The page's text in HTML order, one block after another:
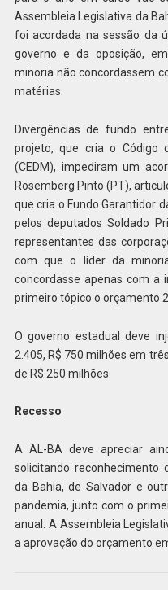
Assembleia Legislativa da
foi acordada na sessão da
governo e da oposição,
minoria não concordassem
matérias.
Divergências de fundo
projeto, que cria o Código
(CEDM), impediram um
Rosemberg Pinto (PT),
que cria o Fundo Garantidor
pelos deputados Soldado
representantes das
com que o líder da
concordasse apenas com a
primeiro tópico o orçamento
O governo estadual deve
2.405, R$ 750 milhões em
de R$ 250 milhões.
Recesso
A AL-BA deve apreciar
solicitando reconhecimento
da Bahia, de Salvador e
pandemia, junto com o
anual. A Assembleia
a aprovação do orçamento